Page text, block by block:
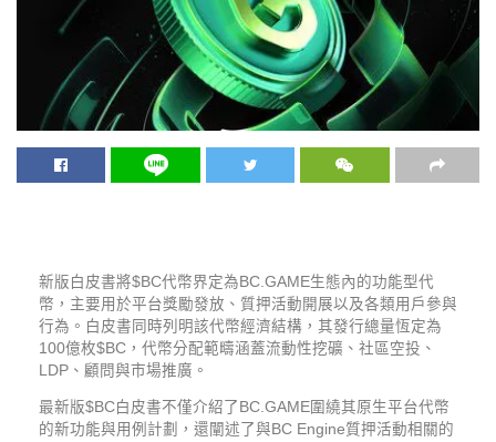
新版白皮書將$BC代幣界定為BC.GAME生態內的功能型代
幣，主要用於平台獎勵發放、質押活動開展以及各類用戶參與
行為。白皮書同時列明該代幣經濟結構，其發行總量恆定為
100億枚$BC，代幣分配範疇涵蓋流動性挖礦、社區空投、
LDP、顧問與市場推廣。
最新版$BC白皮書不僅介紹了BC.GAME圍繞其原生平台代幣
的新功能與用例計劃，還闡述了與BC Engine質押活動相關的